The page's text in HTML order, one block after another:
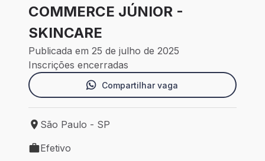
COMMERCE JÚNIOR -
SKINCARE
Publicada em 25 de julho de 2025
Inscrições encerradas
Compartilhar vaga
Local de trabalho: São Paulo - SP
São Paulo - SP
Tipo de vaga: Efetivo
Efetivo